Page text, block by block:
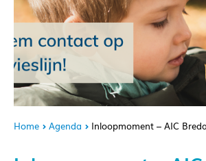
Home Agenda Inloopmoment – AIC Breda